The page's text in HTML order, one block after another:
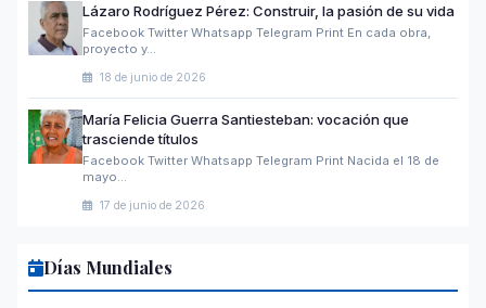
Lázaro Rodríguez Pérez: Construir, la pasión de su vida
Facebook Twitter Whatsapp Telegram Print En cada obra,
proyecto y…
18 de junio de 2026
María Felicia Guerra Santiesteban: vocación que
trasciende títulos
Facebook Twitter Whatsapp Telegram Print Nacida el 18 de
mayo…
17 de junio de 2026
Días Mundiales